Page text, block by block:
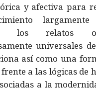
y afectiva para
largamente
los relatos
universales
así como una
a las lógicas de
a la